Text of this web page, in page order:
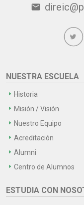
email
NUESTRA ESCUELA
Historia
Misión / Visión
Nuestro Equipo
Acreditación
Alumni
Centro de Alumnos
ESTUDIA CON